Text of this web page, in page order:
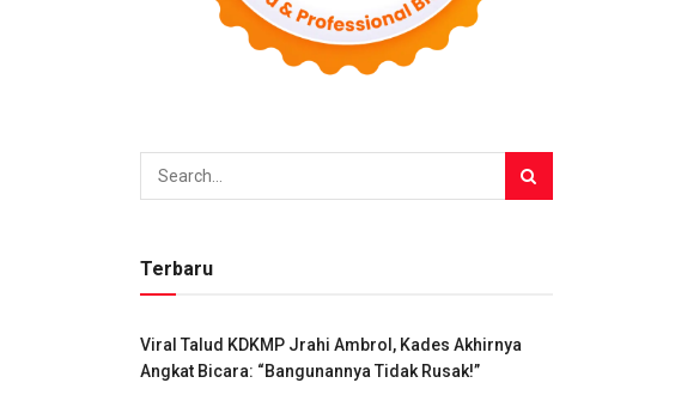
Terbaru
Viral Talud KDKMP Jrahi Ambrol, Kades Akhirnya
Angkat Bicara: “Bangunannya Tidak Rusak!”